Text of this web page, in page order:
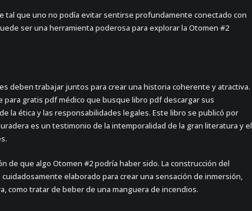
tal que uno no podía evitar sentirse profundamente conectado con
ser una herramienta poderosa para explorar la Otomen #2
deben trabajar juntos para crear una historia coherente y atractiva.
para gratis pdf médico que busque libro pdf descargar sus
la ética y las responsabilidades legales. Este libro se publicó por
es un testimonio de la intemporalidad de la gran literatura y el
de que algo Otomen #2 podría haber sido. La construcción del
elaborado para crear una sensación de inmersión,
como tratar de beber de una manguera de incendios.